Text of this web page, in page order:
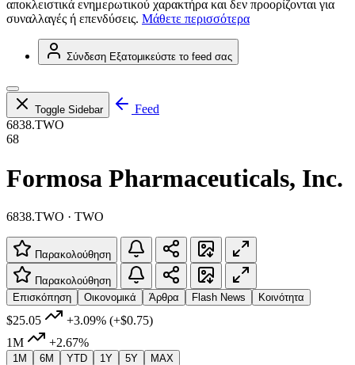
αποκλειστικά ενημερωτικού χαρακτήρα και δεν προορίζονται για
συναλλαγές ή επενδύσεις. Μάθετε περισσότερα
Σύνδεση Εξατομικεύστε το feed σας
Toggle Sidebar
Feed
6838.TWO
68
Formosa Pharmaceuticals, Inc.
6838.TWO · TWO
Παρακολούθηση
Παρακολούθηση
Επισκόπηση
Οικονομικά Άρθρα Flash News Κοινότητα
$25.05 +3.09% (+$0.75)
1M
+2.67%
1M 6M YTD 1Y 5Y MAX